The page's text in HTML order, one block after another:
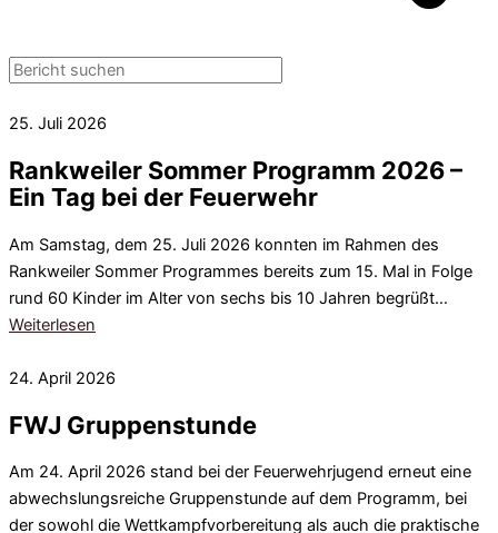
25. Juli 2026
Rankweiler Sommer Programm 2026 –
Ein Tag bei der Feuerwehr
Am Samstag, dem 25. Juli 2026 konnten im Rahmen des
Rankweiler Sommer Programmes bereits zum 15. Mal in Folge
rund 60 Kinder im Alter von sechs bis 10 Jahren begrüßt…
Weiterlesen
24. April 2026
FWJ Gruppenstunde
Am 24. April 2026 stand bei der Feuerwehrjugend erneut eine
abwechslungsreiche Gruppenstunde auf dem Programm, bei
der sowohl die Wettkampfvorbereitung als auch die praktische